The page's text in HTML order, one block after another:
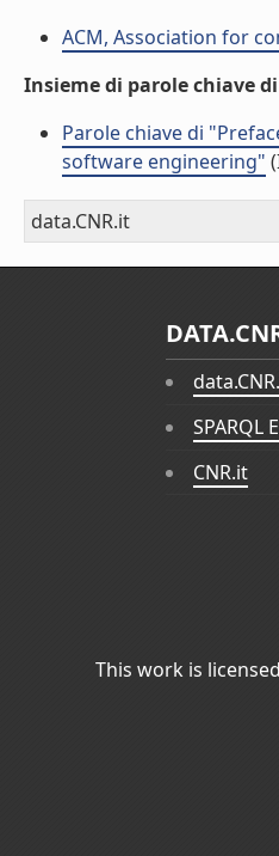
ACM, Association for
Insieme di parole chiave di
Parole chiave di
software engineering"
data.CNR.it
SPARQL
CNR.it
This work is